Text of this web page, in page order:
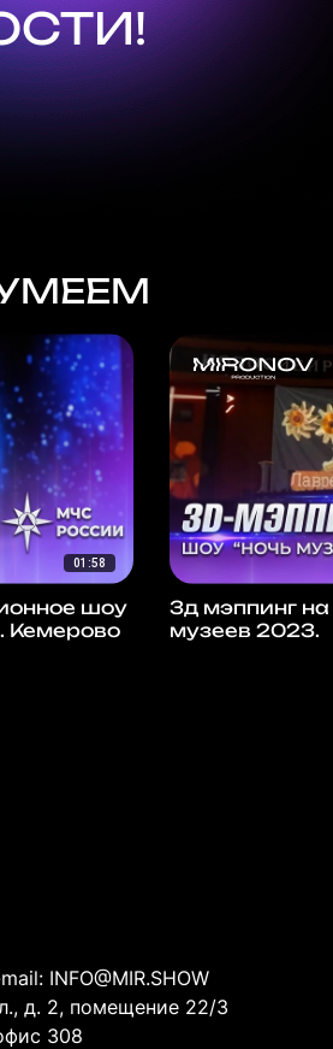
01:58
шоу
Кемерово
3д мэппинг
музеев 2023.
INFO@MIR.SHOW
д. 2, помещение 22/3
308